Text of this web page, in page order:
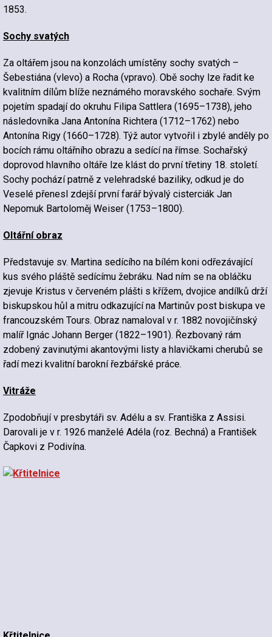
1853.
Sochy svatých
Za oltářem jsou na konzolách umístěny sochy svatých –
Šebestiána (vlevo) a Rocha (vpravo). Obě sochy lze řadit ke
kvalitním dílům blíže neznámého moravského sochaře. Svým
pojetím spadají do okruhu Filipa Sattlera (1695–1738), jeho
následovníka Jana Antonína Richtera (1712–1762) nebo
Antonína Rigy (1660–1728). Týž autor vytvořil i zbylé anděly po
bocích rámu oltářního obrazu a sedící na římse. Sochařský
doprovod hlavního oltáře lze klást do první třetiny 18. století.
Sochy pochází patrně z velehradské baziliky, odkud je do
Veselé přenesl zdejší první farář bývalý cisterciák Jan
Nepomuk Bartoloměj Weiser (1753–1800).
Oltářní obraz
Představuje sv. Martina sedícího na bílém koni odřezávající
kus svého pláště sedícímu žebráku. Nad ním se na obláčku
zjevuje Kristus v červeném plášti s křížem, dvojice andílků drží
biskupskou hůl a mitru odkazující na Martinův post biskupa ve
francouzském Tours. Obraz namaloval v r. 1882 novojičínský
malíř Ignác Johann Berger (1822–1901). Řezbovaný rám
zdobený zavinutými akantovými listy a hlavičkami cherubů se
řadí mezi kvalitní barokní řezbářské práce.
Vitráže
Zpodobňují v presbytáři sv. Adélu a sv. Františka z Assisi.
Darovali je v r. 1926 manželé Adéla (roz. Bechná) a František
Čapkovi z Podivína.